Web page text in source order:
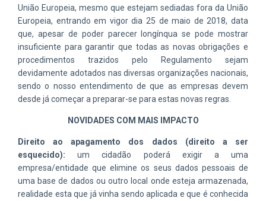
União Europeia, mesmo que estejam sediadas fora da União
Europeia, entrando em vigor dia 25 de maio de 2018, data
que, apesar de poder parecer longínqua se pode mostrar
insuficiente para garantir que todas as novas obrigações e
procedimentos trazidos pelo Regulamento sejam
devidamente adotados nas diversas organizações nacionais,
sendo o nosso entendimento de que as empresas devem
desde já começar a preparar-se para estas novas regras.
NOVIDADES COM MAIS IMPACTO
Direito ao apagamento dos dados (direito a ser
esquecido): um cidadão poderá exigir a uma
empresa/entidade que elimine os seus dados pessoais de
uma base de dados ou outro local onde esteja armazenada,
realidade esta que já vinha sendo aplicada e que é conhecida